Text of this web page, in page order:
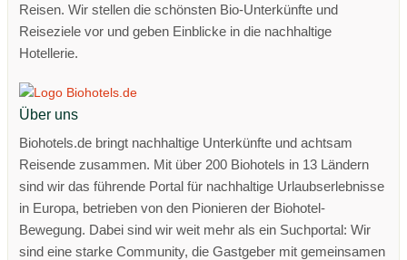
Reisen. Wir stellen die schönsten Bio-Unterkünfte und
Reiseziele vor und geben Einblicke in die nachhaltige
Hotellerie.
Über uns
Biohotels.de bringt nachhaltige Unterkünfte und achtsam
Reisende zusammen. Mit über 200 Biohotels in 13 Ländern
sind wir das führende Portal für nachhaltige Urlaubserlebnisse
in Europa, betrieben von den Pionieren der Biohotel-
Bewegung. Dabei sind wir weit mehr als ein Suchportal: Wir
sind eine starke Community, die Gastgeber mit gemeinsamen